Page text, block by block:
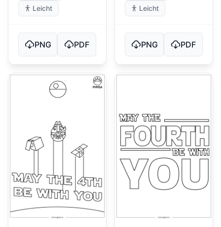
Leicht
PNG PDF
Leicht
PNG PDF